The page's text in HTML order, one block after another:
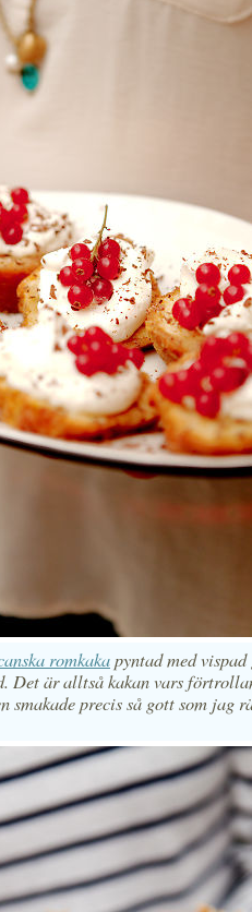
romkakapyntad med
Det är alltså kakan vars
smakade precis så gott som jag